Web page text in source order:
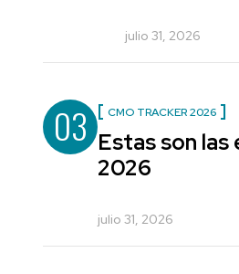
julio 31, 2026
03 CMO TRACKER 2026
Estas son las
2026
julio 31, 2026